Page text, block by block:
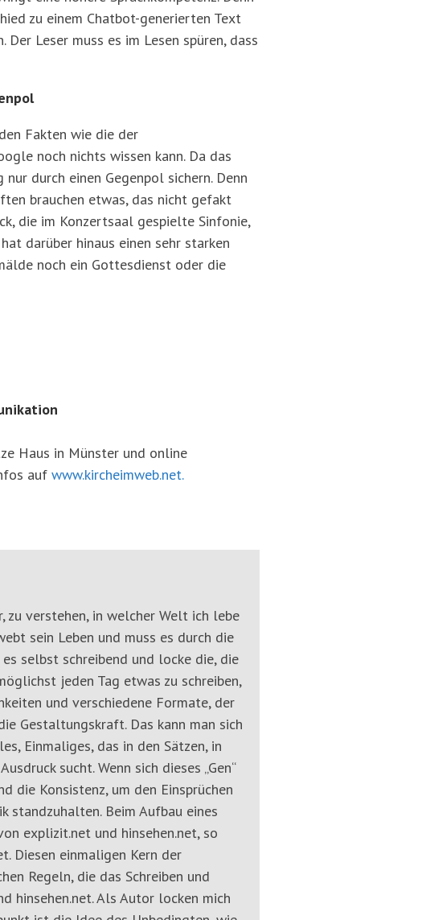
zu einem Chatbot-generierten Text
Leser muss es im Lesen spüren, dass
Fakten wie die der
noch nichts wissen kann. Da das
durch einen Gegenpol sichern. Denn
brauchen etwas, das nicht gefakt
die im Konzertsaal gespielte Sinfonie,
darüber hinaus einen sehr starken
noch ein Gottesdienst oder die
Haus in Münster und online
auf www.kircheimweb.net.
verstehen, in welcher Welt ich lebe
sein Leben und muss es durch die
selbst schreibend und locke die, die
jeden Tag etwas zu schreiben,
und verschiedene Formate, der
Gestaltungskraft. Das kann man sich
Einmaliges, das in den Sätzen, in
sucht. Wenn sich dieses „Gen“
die Konsistenz, um den Einsprüchen
standzuhalten. Beim Aufbau eines
explizit.net und hinsehen.net, so
Diesen einmaligen Kern der
Regeln, die das Schreiben und
hinsehen.net. Als Autor locken mich